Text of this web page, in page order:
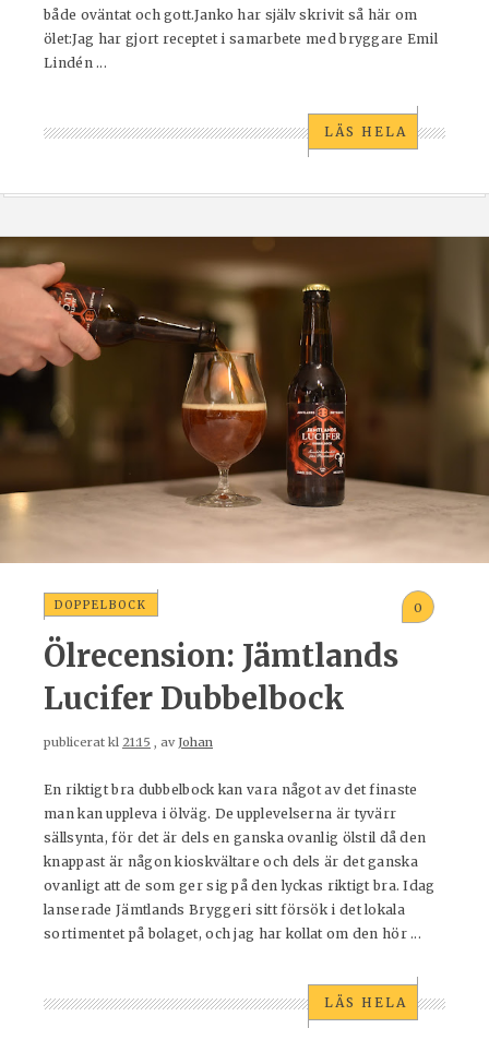
både oväntat och gott.Janko har själv skrivit så här om
ölet:Jag har gjort receptet i samarbete med bryggare Emil
Lindén ...
LÄS HELA
DOPPELBOCK 0
Ölrecension: Jämtlands
Lucifer Dubbelbock
publicerat kl 21:15 , avJohan
En riktigt bra dubbelbock kan vara något av det finaste
man kan uppleva i ölväg. De upplevelserna är tyvärr
sällsynta, för det är dels en ganska ovanlig ölstil då den
knappast är någon kioskvältare och dels är det ganska
ovanligt att de som ger sig på den lyckas riktigt bra. Idag
lanserade Jämtlands Bryggeri sitt försök i det lokala
sortimentet på bolaget, och jag har kollat om den hör ...
LÄS HELA